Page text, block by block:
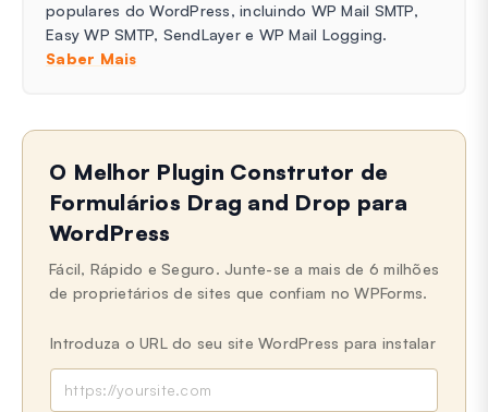
populares do WordPress, incluindo WP Mail SMTP,
Easy WP SMTP, SendLayer e WP Mail Logging.
Saber Mais
O Melhor Plugin Construtor de
Formulários Drag and Drop para
WordPress
Fácil, Rápido e Seguro. Junte-se a mais de 6 milhões
de proprietários de sites que confiam no WPForms.
Introduza o URL do seu site WordPress para instalar